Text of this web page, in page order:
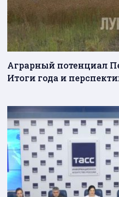
Аграрный потенциал
Итоги года и